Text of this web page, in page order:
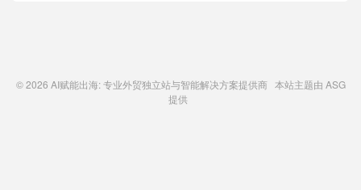
© 2026 AI赋能出海: 专业外贸独立站与智能解决方案提供商本站主题由 ASG
提供